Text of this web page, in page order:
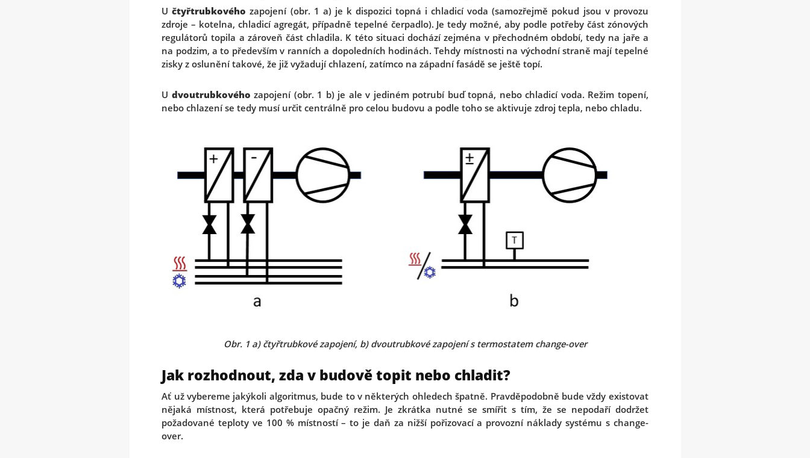
Učtyřtrubkového zapojení (obr. 1 a) je k dispozici topná i chladicí voda (samozřejmě pokud jsou v provozu
zdroje – kotelna, chladicí agregát, případně tepelné čerpadlo). Je tedy možné, aby podle potřeby část zónových
regulátorů topila a zároveň část chladila. K této situaci dochází zejména v přechodném období, tedy na jaře a
na podzim, a to především v ranních a dopoledních hodinách. Tehdy místnosti na východní straně mají tepelné
zisky z oslunění takové, že již vyžadují chlazení, zatímco na západní fasádě se ještě topí.
U dvoutrubkového zapojení (obr. 1 b) je ale v jediném potrubí buď topná, nebo chladicí voda. Režim topení,
nebo chlazení se tedy musí určit centrálně pro celou budovu a podle toho se aktivuje zdroj tepla, nebo chladu.
Obr. 1 a) čtyřtrubkové zapojení, b) dvoutrubkové zapojení s termostatem change-over
Jak rozhodnout, zda v budově topit nebo chladit?
Ať už vybereme jakýkoli algoritmus, bude to v některých ohledech špatně. Pravděpodobně bude vždy existovat
nějaká místnost, která potřebuje opačný režim. Je zkrátka nutné se smířit s tím, že se nepodaří dodržet
požadované teploty ve 100 % místností – to je daň za nižší pořizovací a provozní náklady systému s change-
over.